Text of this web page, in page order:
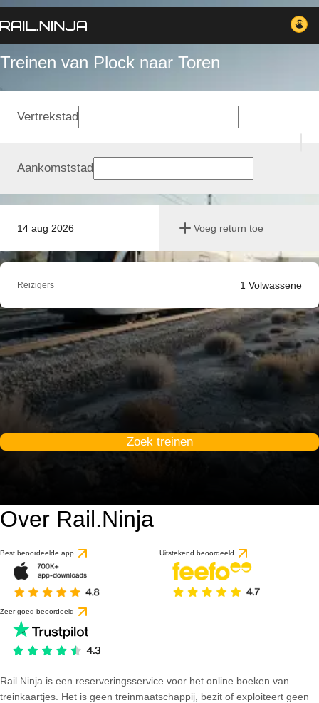
Treinen van Plock naar Toren
14 aug 2026 Voeg return toe
Vertrekstad
Aankomststad
Reizigers 1 Volwassene
Zoek treinen
Over Rail.Ninja
Best beoordeelde app Uitstekend beoordeeld
Zeer goed beoordeeld
Rail Ninja is een reserveringsservice voor het online boeken van
treinkaartjes. Het is geen treinmaatschappij, bezit of exploiteert geen